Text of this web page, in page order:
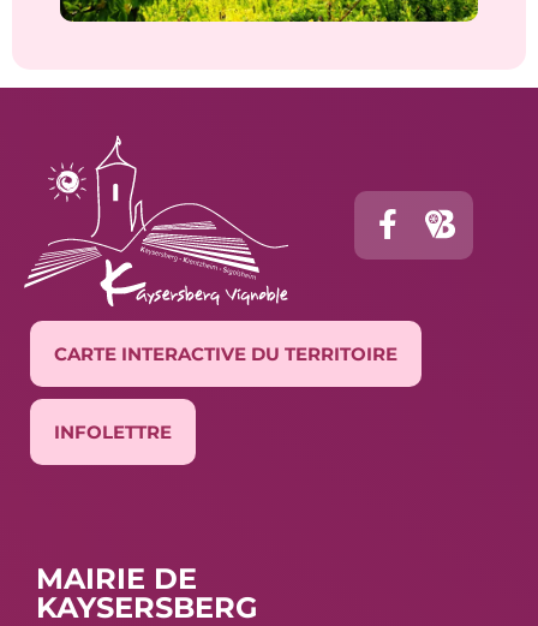
CARTE INTERACTIVE DU TERRITOIRE
INFOLETTRE
MAIRIE DE
KAYSERSBERG